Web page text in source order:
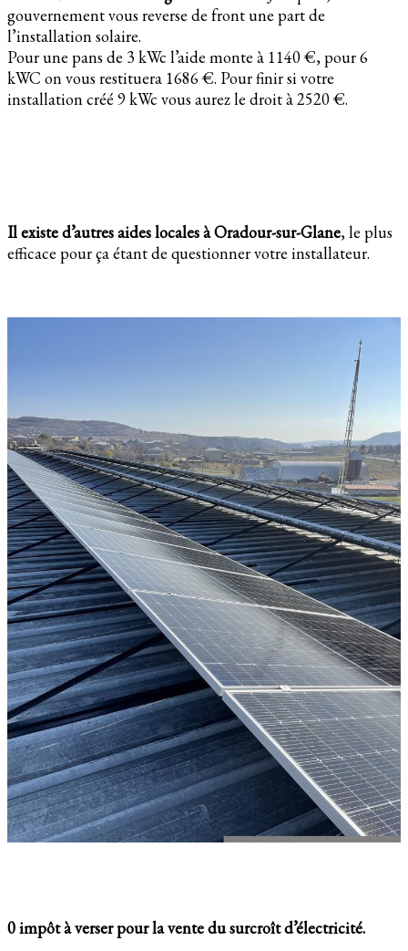
gouvernement vous reverse de front une part de
l’installation solaire.
Pour une pans de 3 kWc l’aide monte à 1140 €, pour 6
kWC on vous restituera 1686 €. Pour finir si votre
installation créé 9 kWc vous aurez le droit à 2520 €.
Il existe d’autres aides locales à Oradour-sur-Glane, le plus
efficace pour ça étant de questionner votre installateur.
0 impôt à verser pour la vente du surcroît d’électricité.